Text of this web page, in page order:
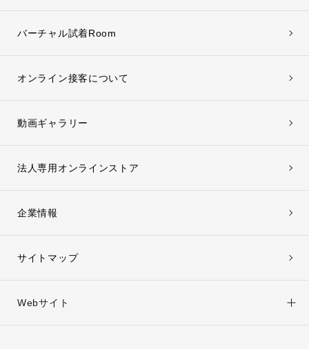
バーチャル試着Room
オンライン接客について
動画ギャラリー
法人専用オンラインストア
企業情報
サイトマップ
Webサイト